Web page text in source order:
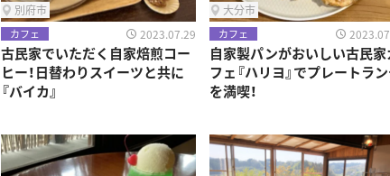
別府市
カフェ 2023.07.29
古民家でいただく自家焙煎コー
ヒー！日替わりスイーツと共に
『バイカ』
大分市
カフェ
自家製パンがおいしい古民家
フェ『ハリヨ』でプレートラ
を満喫！